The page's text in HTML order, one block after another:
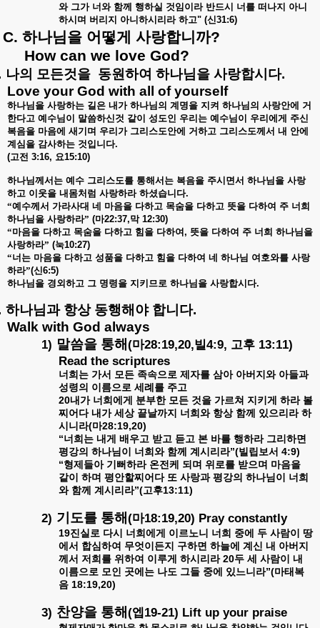
와 그가 너와 함께 행하실 것임이라 반드시 너를 떠나지 아니
하시며 버리지 아니하시리라 하고" (신31:6)
C. 하나님을 어떻게 사랑합니까?
How can we love God?
나의 모든것을 동원하여 하나님을 사랑합시다.
Love your God with all of yourself
하나님을 사랑하는 길은 내가 하나님의 계명을 지켜 하나님의 사랑안에 거
한다고 예수님이 말씀하신것 같이 성도인 우리는 예수님이 우리에게 주신
복음을 마음에 새기며 우리가 그리스도안에 거하고 그리스도께서 내 안에
계심을 감사하는 것입니다.
(고전 3:16, 요15:10)
하나님께서는 예수 그리스도를 통해서는 복음을 주시면서 하나님을 사랑
하고 이웃을 내몸처럼 사랑하라 하셨습니다.
“예수께서 가라사대 네 마음을 다하고 목숨을 다하고 뜻을 다하여 주 너희
하나님을 사랑하라” (마22:37,막12:30)
“마음을 다하고 목숨을 다하고 힘을 다하여 , 뜻을 다하여 주 너희 하나님을
사랑하라” (눅10:27)
“너는 마음을 다하고 성품을 다하고 힘을 다하여 네 하나님 여호와를 사랑
하라”(신6:5)
하나님을 경외하고 그 명령을 지키므로 하나님을 사랑합시다.
하나님과 항상 동행해야 합니다.
Walk with God always
1) 말씀을 통해 (마28:19,20,빌4:9, 고후 13:11)
Read the scriptures
너희는 가서 모든 족속으로 제자를 삼아 아버지와 아들과
성령의 이름으로 세례를 주고
20내가 너희에게 분부한 모든 것을 가르쳐 지키게 하라 볼
찌어다 내가 세상 끝날까지 너희와 항상 함께 있으리라 하
시니라(마28:19,20)
“너희는 내게 배우고 받고 듣고 본 바를 행하라 그리하면
평강의 하나님이 너희와 함께 계시리라”(빌립보서 4:9)
“형제들아 기뻐하라 온전케 되며 위로를 받으며 마음을
같이 하며 평안할찌어다 또 사랑과 평강의 하나님이
너희
와 함께 계시리라”(고후13:11)
2) 기도를 통해 (마18:19,20) Pray constantly
19진실로 다시 너희에게 이르노니 너희 중에 두 사람이
땅
에서 합심하여 무엇이든지 구하면 하늘에 계신 내 아버지
께서 저희를 위하여 이루게 하시리라20두 세 사람이
내
이름으로 모인 곳에는 나도 그들 중에 있느니라”(마태복
음 18:19,20)
3) 찬양을 통해 (엡 19-21) Lift up your praise